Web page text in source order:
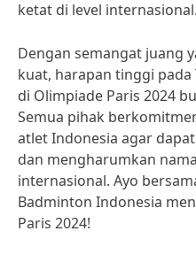
ketat di level internasional.
Dengan semangat juang
kuat, harapan tinggi
di Olimpiade Paris 2024
Semua pihak
atlet Indonesia agar
dan mengharumkan
internasional. Ayo
Badminton Indonesia
Paris 2024!